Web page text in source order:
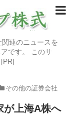
連のニュースを
です。 このサ
その他の証券会社
が上海A株へ